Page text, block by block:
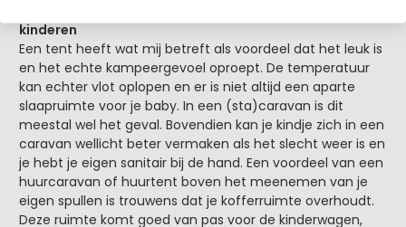
kinderen
Een tent heeft wat mij betreft als voordeel dat het leuk is
en het echte kampeergevoel oproept. De temperatuur
kan echter vlot oplopen en er is niet altijd een aparte
slaapruimte voor je baby. In een (sta)caravan is dit
meestal wel het geval. Bovendien kan je kindje zich in een
caravan wellicht beter vermaken als het slecht weer is en
je hebt je eigen sanitair bij de hand. Een voordeel van een
huurcaravan of huurtent boven het meenemen van je
eigen spullen is trouwens dat je kofferruimte overhoudt.
Deze ruimte komt goed van pas voor de kinderwagen,